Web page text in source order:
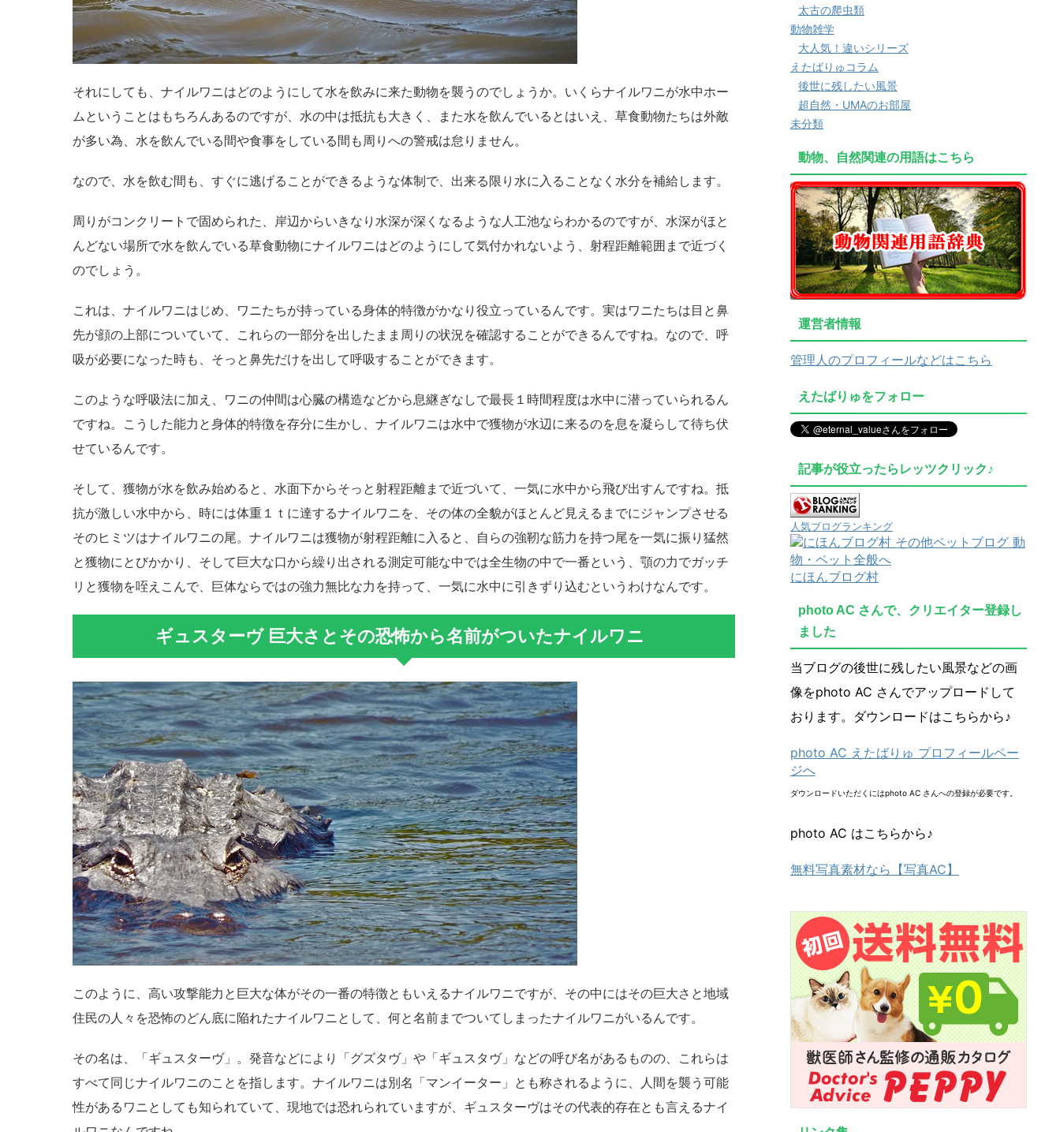
それにしても、ナイルワニはどのようにして水を飲みに来た動物を襲うのでしょうか。いくらナイルワニが水中ホー
ムということはもちろんあるのですが、水の中は抵抗も大きく、また水を飲んでいるとはいえ、草食動物たちは外敵
が多い為、水を飲んでいる間や食事をしている間も周りへの警戒は怠りません。
なので、水を飲む間も、すぐに逃げることができるような体制で、出来る限り水に入ることなく水分を補給します。
周りがコンクリートで固められた、岸辺からいきなり水深が深くなるような人工池ならわかるのですが、水深がほと
んどない場所で水を飲んでいる草食動物にナイルワニはどのようにして気付かれないよう、射程距離範囲まで近づく
のでしょう。
これは、ナイルワニはじめ、ワニたちが持っている身体的特徴がかなり役立っているんです。実はワニたちは目と鼻
先が顔の上部についていて、これらの一部分を出したまま周りの状況を確認することができるんですね。なので、呼
吸が必要になった時も、そっと鼻先だけを出して呼吸することができます。
このような呼吸法に加え、ワニの仲間は心臓の構造などから息継ぎなしで最長１時間程度は水中に潜っていられるん
ですね。こうした能力と身体的特徴を存分に生かし、ナイルワニは水中で獲物が水辺に来るのを息を凝らして待ち伏
せているんです。
そして、獲物が水を飲み始めると、水面下からそっと射程距離まで近づいて、一気に水中から飛び出すんですね。抵
抗が激しい水中から、時には体重１ｔに達するナイルワニを、その体の全貌がほとんど見えるまでにジャンプさせる
そのヒミツはナイルワニの尾。ナイルワニは獲物が射程距離に入ると、自らの強靭な筋力を持つ尾を一気に振り猛然
と獲物にとびかかり、そして巨大な口から繰り出される測定可能な中では全生物の中で一番という、顎の力でガッチ
リと獲物を咥えこんで、巨体ならではの強力無比な力を持って、一気に水中に引きずり込むというわけなんです。
ギュスターヴ 巨大さとその恐怖から名前がついたナイルワニ
このように、高い攻撃能力と巨大な体がその一番の特徴ともいえるナイルワニですが、その中にはその巨大さと地域
住民の人々を恐怖のどん底に陥れたナイルワニとして、何と名前までついてしまったナイルワニがいるんです。
その名は、「ギュスターヴ」。発音などにより「グズタヴ」や「ギュスタヴ」などの呼び名があるものの、これらは
すべて同じナイルワニのことを指します。ナイルワニは別名「マンイーター」とも称されるように、人間を襲う可能
性があるワニとしても知られていて、現地では恐れられていますが、ギュスターヴはその代表的存在とも言えるナイ
太古の爬虫類
動物雑学
大人気！違いシリーズ
えたばりゅコラム
後世に残したい風景
超自然・UMAのお部屋
未分類
動物、自然関連の用語はこちら
運営者情報
管理人のプロフィールなどはこちら
えたばりゅをフォロー
記事が役立ったらレッツクリック♪
人気ブログランキング
にほんブログ村
photo AC さんで、クリエイター登録し
ました
当ブログの後世に残したい風景などの画
像をphoto AC さんでアップロードして
おります。ダウンロードはこちらから♪
photo AC えたばりゅ プロフィールペー
ジへ
ダウンロードいただくにはphoto AC さんへの登録が必要です。
photo AC はこちらから♪
無料写真素材なら【写真AC】